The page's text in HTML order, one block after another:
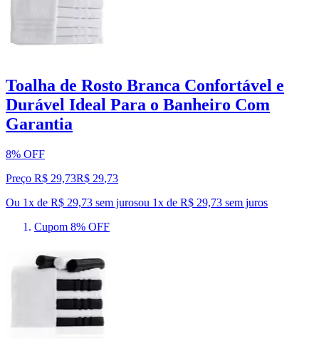
Toalha de Rosto Branca Confortável e
Durável Ideal Para o Banheiro Com
Garantia
8% OFF
Preço R$ 29,73R$ 29,73
Ou 1x de R$ 29,73 sem jurosou 1x de R$ 29,73 sem juros
Cupom 8% OFF